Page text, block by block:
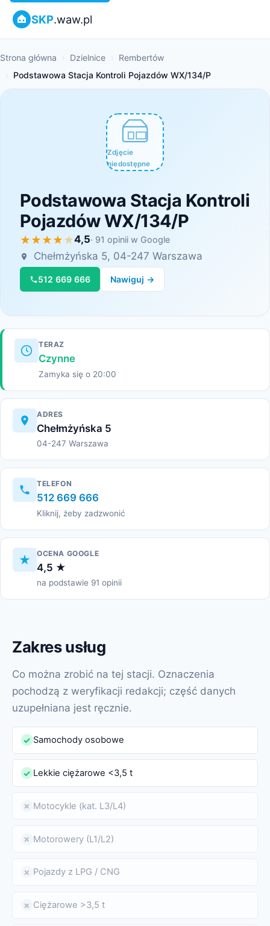
SKP.waw.pl
Strona główna Dzielnice
Rembertów
Podstawowa Stacja Kontroli Pojazdów WX/134/P
Podstawowa Stacja Kontroli
Pojazdów WX/134/P
4,5· 91 opinii w Google
Chełmżyńska 5, 04-247 Warszawa
512 669 666 Nawiguj →
Zdjęcie
niedostępne
TERAZ
Czynne
Zamyka się o 20:00
ADRES
Chełmżyńska 5
04-247 Warszawa
TELEFON
512 669 666
Kliknij, żeby zadzwonić
OCENA GOOGLE
4,5 ★
na podstawie 91 opinii
Zakres usług
Co można zrobić na tej stacji. Oznaczenia
pochodzą z weryfikacji redakcji; część danych
uzupełniana jest ręcznie.
✓ Samochody osobowe
✓ Lekkie ciężarowe <3,5 t
✗ Motocykle (kat. L3/L4)
✗ Motorowery (L1/L2)
✗ Pojazdy z LPG / CNG
✗ Ciężarowe >3,5 t